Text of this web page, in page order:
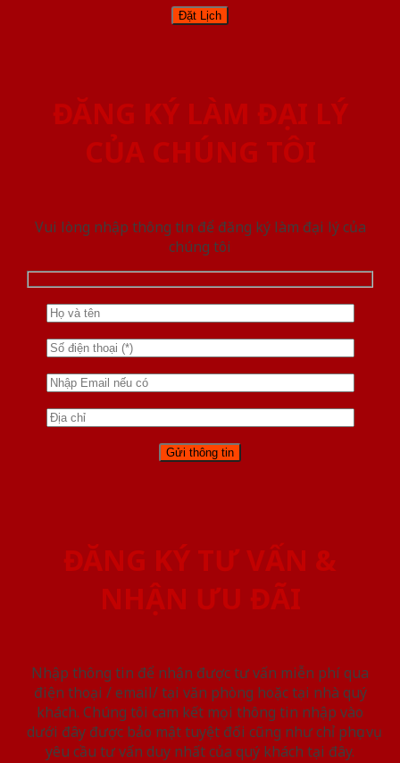
ĐĂNG KÝ LÀM ĐẠI LÝ
CỦA CHÚNG TÔI
Vui lòng nhập thông tin để đăng ký làm đại lý của
chúng tôi
ĐĂNG KÝ TƯ VẤN &
NHẬN ƯU ĐÃI
Nhập thông tin để nhận được tư vấn miễn phí qua
điện thoại / email/ tại văn phòng hoặc tại nhà quý
khách. Chúng tôi cam kết mọi thông tin nhập vào
dưới đây được bảo mật tuyệt đối cũng như chỉ phục vụ
yêu cầu tư vấn duy nhất của quý khách tại đây.